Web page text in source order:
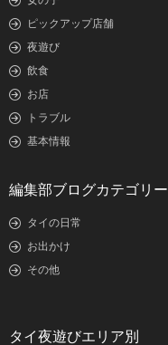
ピックアップ店舗
夜遊び
飲食
お店
トラブル
基本情報
編集部ブログカテゴリー
タイの日常
お出かけ
その他
タイ夜遊びエリア別